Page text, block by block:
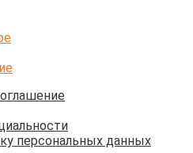
персональных данных